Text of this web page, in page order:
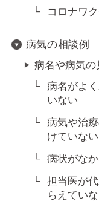
コロナワ
病気の相談例
病名や病気
病名がよ
いない
病気や治
けていない
病状がな
担当医が
らえてい